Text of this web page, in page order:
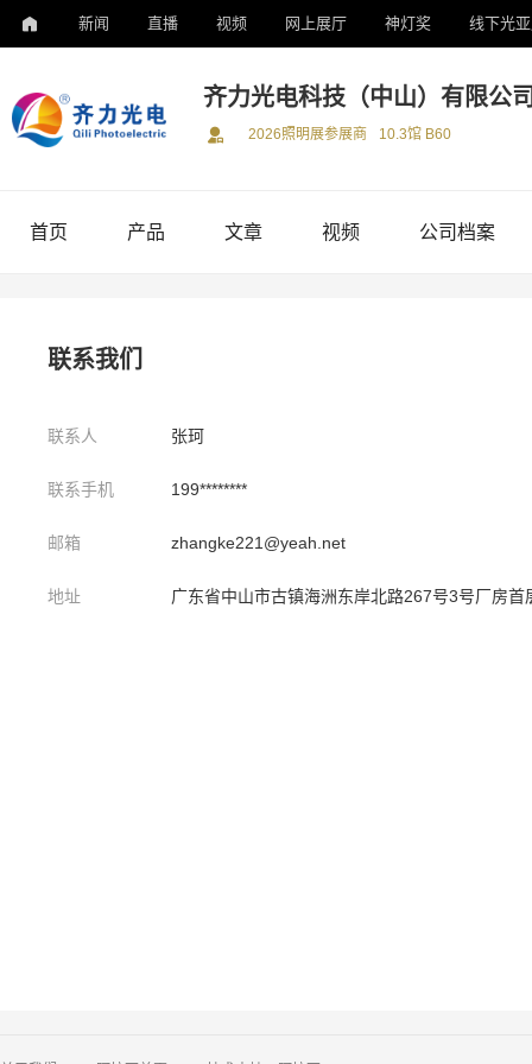
新闻 直播 视频 网上展厅 神灯奖 线下光
齐力光电科技（中山）有限公
2026照明展参展商 10.3馆 B60
首页 产品 文章 视频 公司档案
联系我们
联系人 张珂
联系手机 199********
邮箱 zhangke221@yeah.net
地址 广东省中山市古镇海洲东岸北路267号3号厂房首